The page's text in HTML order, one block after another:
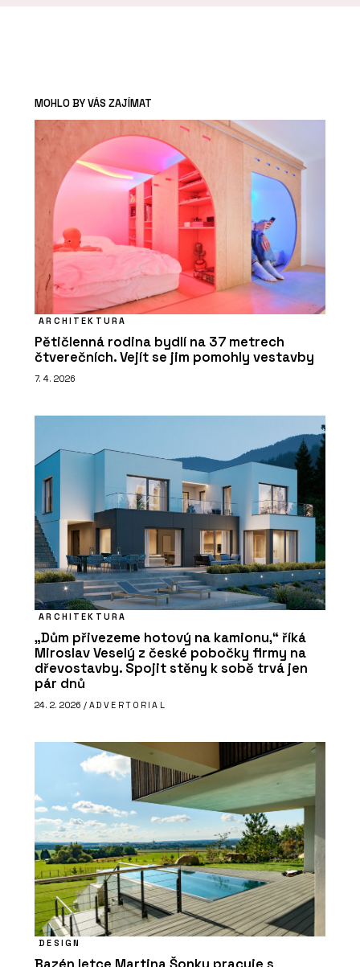
MOHLO BY VÁS ZAJÍMAT
ARCHITEKTURA
Pětičlenná rodina bydlí na 37 metrech
čtverečních. Vejít se jim pomohly vestavby
7. 4. 2026
ARCHITEKTURA
„Dům přivezeme hotový na kamionu,“ říká
Miroslav Veselý z české pobočky firmy na
dřevostavby. Spojit stěny k sobě trvá jen
pár dnů
24. 2. 2026 / ADVERTORIAL
DESIGN